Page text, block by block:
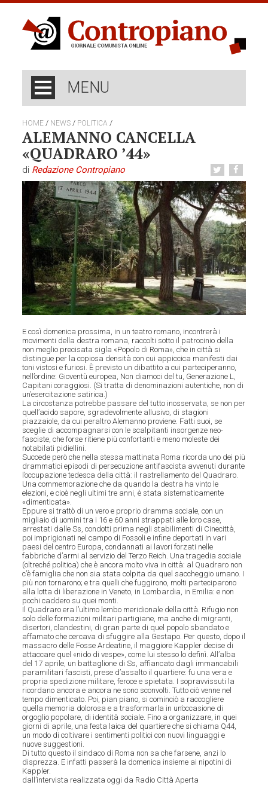
MENU
HOME / NEWS / POLITICA /
ALEMANNO CANCELLA
«QUADRARO ’44»
di Redazione Contropiano
E così domenica prossima, in un teatro romano, incontrerà i
movimenti della destra romana, raccolti sotto il patrocinio della
non meglio precisata sigla «Popolo di Roma», che in città si
distingue per la copiosa densità con cui appiccica manifesti dai
toni vistosi e furiosi. È previsto un dibattito a cui parteciperanno,
nell’ordine: Gioventù europea, Non diamoci del tu, Generazione L,
Capitani coraggiosi. (Si tratta di denominazioni autentiche, non di
un’esercitazione satirica.)
La circostanza potrebbe passare del tutto inosservata, se non per
quell’acido sapore, sgradevolmente allusivo, di stagioni
piazzaiole, da cui peraltro Alemanno proviene. Fatti suoi, se
sceglie di accompagnarsi con le scalpitanti insorgenze neo-
fasciste, che forse ritiene più confortanti e meno moleste dei
notabilati pidiellini.
Succede però che nella stessa mattinata Roma ricorda uno dei più
drammatici episodi di persecuzione antifascista avvenuti durante
l’occupazione tedesca della città: il rastrellamento del Quadraro.
Una commemorazione che da quando la destra ha vinto le
elezioni, e cioè negli ultimi tre anni, è stata sistematicamente
«dimenticata».
Eppure si trattò di un vero e proprio dramma sociale, con un
migliaio di uomini tra i 16 e 60 anni strappati alle loro case,
arrestati dalle Ss, condotti prima negli stabilimenti di Cinecittà,
poi imprigionati nel campo di Fossoli e infine deportati in vari
paesi del centro Europa, condannati ai lavori forzati nelle
fabbriche d’armi al servizio del Terzo Reich. Una tragedia sociale
(oltreché politica) che è ancora molto viva in città: al Quadraro non
c’è famiglia che non sia stata colpita da quel saccheggio umano. I
più non tornarono; e tra quelli che fuggirono, molti parteciparono
alla lotta di liberazione in Veneto, in Lombardia, in Emilia: e non
pochi caddero su quei monti.
Il Quadraro era l’ultimo lembo meridionale della città. Rifugio non
solo delle formazioni militari partigiane, ma anche di migranti,
disertori, clandestini, di gran parte di quel popolo sbandato e
affamato che cercava di sfuggire alla Gestapo. Per questo, dopo il
massacro delle Fosse Ardeatine, il maggiore Kappler decise di
attaccare quel «nido di vespe», come lui stesso lo definì. All’alba
del 17 aprile, un battaglione di Ss, affiancato dagli immancabili
paramilitari fascisti, prese d’assalto il quartiere: fu una vera e
propria spedizione militare, feroce e spietata. I sopravvissuti la
ricordano ancora e ancora ne sono sconvolti. Tutto ciò venne nel
tempo dimenticato. Poi, pian piano, si cominciò a raccogliere
quella memoria dolorosa e a trasformarla in un’occasione di
orgoglio popolare, di identità sociale. Fino a organizzare, in quei
giorni di aprile, una festa laica del quartiere che si chiama Q44,
un modo di coltivare i sentimenti politici con nuovi linguaggi e
nuove suggestioni.
Di tutto questo il sindaco di Roma non sa che farsene, anzi lo
disprezza. E infatti passerà la domenica insieme ai nipotini di
Kappler.
dall’intervista realizzata oggi da Radio Città Aperta